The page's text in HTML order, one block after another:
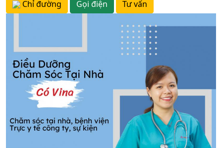
Chỉ đường Gọi điện Tư vấn